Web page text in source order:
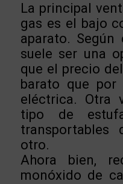
La principal
gas es el bajo
aparato.
suele ser una
que el precio
barato que por
eléctrica. Otra
tipo de
otro.
Ahora bien,
monóxido de